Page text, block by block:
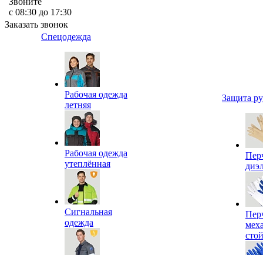
с 08:30 до 17:30
Заказать звонок
Спецодежда
Рабочая одежда
летняя
Рабочая одежда
утеплённая
Сигнальная
одежда
Защита